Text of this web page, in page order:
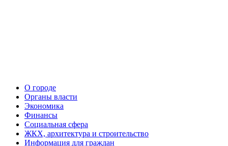
О городе
Органы власти
Экономика
Финансы
Социальная сфера
ЖКХ, архитектура и строительство
Информация для граждан